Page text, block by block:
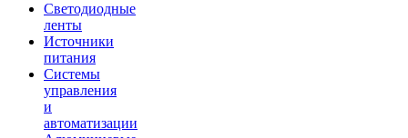
Светодиодные
ленты
Источники
питания
Системы
управления
и
автоматизации